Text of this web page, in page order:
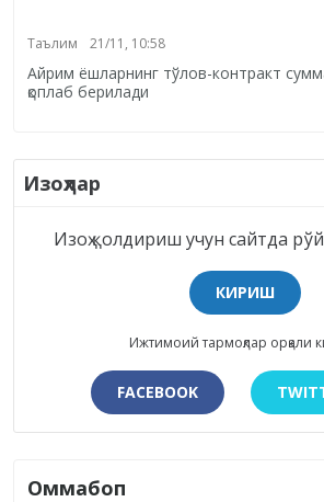
Таълим 21/11, 10:58
Айрим ёшларнинг тўлов-контракт
қоплаб берилади
Изоҳлар
Изоҳ қолдириш учун сайтда
КИРИШ
Ижтимоий тармоқлар орқали
FACEBOOK
Оммабоп